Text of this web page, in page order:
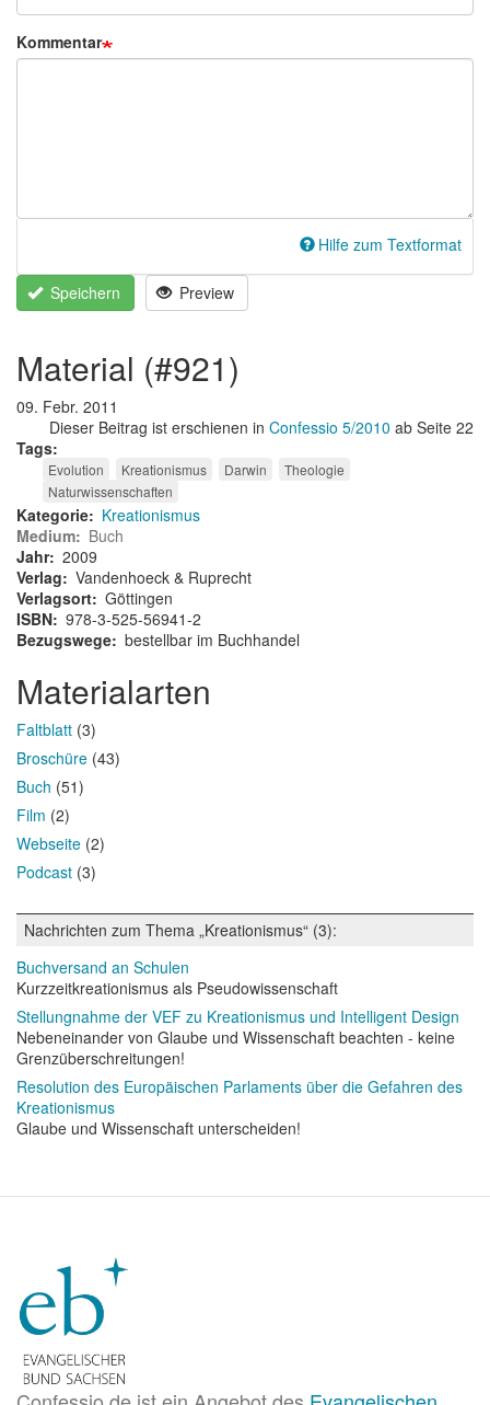
Kommentar
Hilfe zum Textformat
Speichern Preview
material (#921)
09. Febr. 2011
Dieser Beitrag ist erschienen in Confessio 5/2010 ab Seite 22
Tags
Evolution Kreationismus Darwin
Theologie
Naturwissenschaften
Kategorie
Kreationismus
Medium
Buch
Jahr 2009
Verlag
Vandenhoeck & Ruprecht
Verlagsort Göttingen
ISBN 978-3-525-56941-2
Bezugswege bestellbar im Buchhandel
Materialarten
Faltblatt (3)
Broschüre (43)
Buch (51)
Film (2)
Webseite (2)
Podcast (3)
Nachrichten zum Thema „Kreationismus“ (3):
Buchversand an Schulen
Kurzzeitkreationismus als Pseudowissenschaft
Stellungnahme der VEF zu Kreationismus und Intelligent Design
Nebeneinander von Glaube und Wissenschaft beachten - keine
Grenzüberschreitungen!
Resolution des Europäischen Parlaments über die Gefahren des
Kreationismus
Glaube und Wissenschaft unterscheiden!